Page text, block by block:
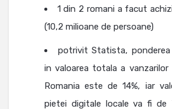
1 din 2 romani a facut
(10,2 milioane de persoane)
potrivit Statista, ponderea
in valoarea totala a vanzarilor
Romania este de 14%, iar
pietei digitale locale va fi de